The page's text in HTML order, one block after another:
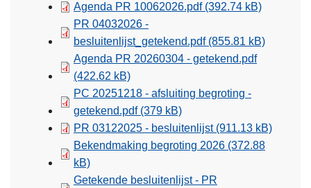
Agenda PR 10062026.pdf (392.74 kB)
PR 04032026 -
besluitenlijst_getekend.pdf (855.81 kB)
Agenda PR 20260304 - getekend.pdf
(422.62 kB)
PC 20251218 - afsluiting begroting -
getekend.pdf (379 kB)
PR 03122025 - besluitenlijst (911.13 kB)
Bekendmaking begroting 2026 (372.88
kB)
Getekende besluitenlijst - PR